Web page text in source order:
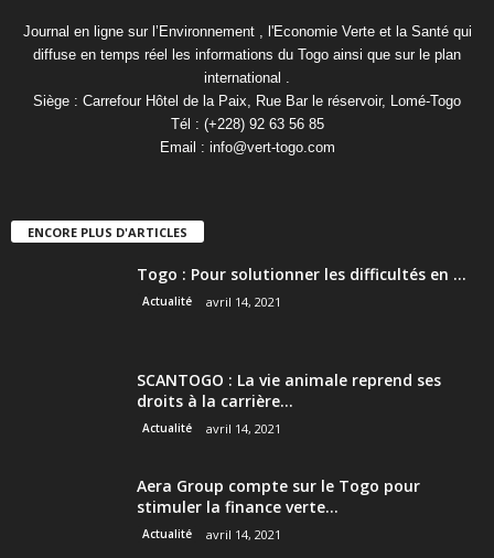
Journal en ligne sur l’Environnement , l'Economie Verte et la Santé qui
diffuse en temps réel les informations du Togo ainsi que sur le plan
international .
Siège : Carrefour Hôtel de la Paix, Rue Bar le réservoir, Lomé-Togo
Tél : (+228) 92 63 56 85
Email : info@vert-togo.com
ENCORE PLUS D'ARTICLES
Togo : Pour solutionner les difficultés en ...
Actualité avril 14, 2021
SCANTOGO : La vie animale reprend ses
droits à la carrière...
Actualité avril 14, 2021
Aera Group compte sur le Togo pour
stimuler la finance verte...
Actualité avril 14, 2021